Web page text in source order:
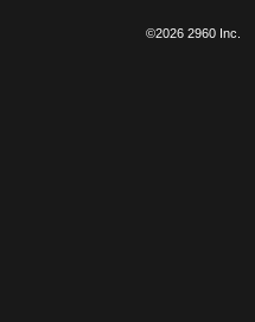
©2026 2960 Inc.